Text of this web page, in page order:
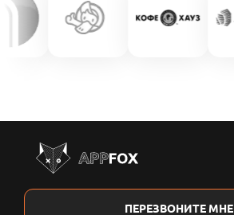
ПЕРЕЗВОНИТЕ МНЕ